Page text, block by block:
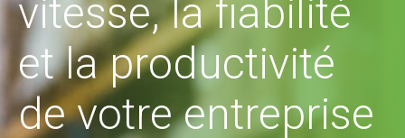
vitesse, la fiabilité
et la productivité
de votre entreprise